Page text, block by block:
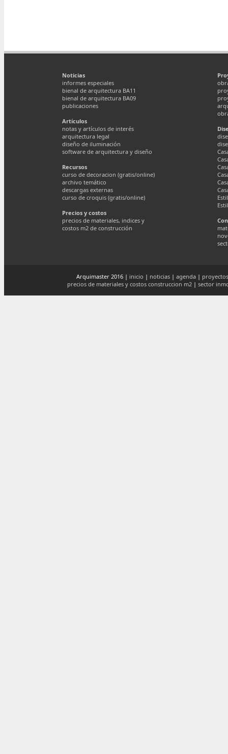
Noticias
informes especiales
bienal de arquitectura BA11
bienal de arquitectura BA09
publicaciones
Artículos
notas y artículos de interés
arquitectura legal
diseño de iluminación
software de arquitectura y diseño
Recursos
curso de decoracion (gratis/online)
archivo temático
descargas externas
curso de croquis (gratis/online)
Precios y costos
precios de materiales, indices y
costos m2 de construcción
Arquimaster 2016 | inicio | noticias| agenda|
precios de materiales y costos construccion m2 | sector